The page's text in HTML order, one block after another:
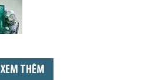
XEM THÊM